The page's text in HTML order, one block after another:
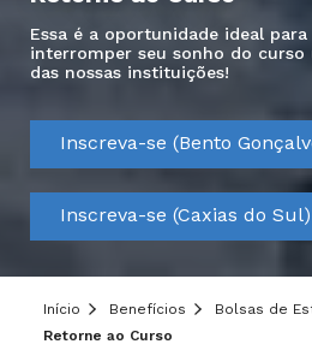
Essa é a oportunidade ideal
interromper seu sonho do
das nossas instituições!
Inscreva-se (Bento
Inscreva-se (Caxias do Sul)
Início Benefícios
Bolsas de
Retorne ao Curso